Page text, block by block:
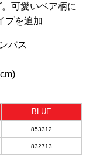
可愛いベア柄に
プを追加
バス
BLUE
853312
832713